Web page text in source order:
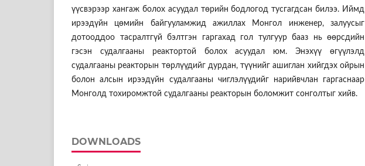
үүсвэрээр хангаж болох асуудал төрийн бодлогод тусгагдсан билээ. Иймд
ирээдүйн цөмийн байгууламжид ажиллах Монгол инженер, залуусыг
дотооддоо тасралтгүй бэлтгэн гаргахад гол тулгуур бааз нь өөрсдийн
гэсэн судалгааны реактортой болох асуудал юм. Энэхүү өгүүлэлд
судалгааны реакторын төрлүүдийг дурдан, түүнийг ашиглан хийгдэх ойрын
болон алсын ирээдүйн судалгааны чиглэлүүдийг нарийвчлан гаргаснаар
Монголд тохиромжтой судалгааны реакторын боломжит сонголтыг хийв.
DOWNLOADS